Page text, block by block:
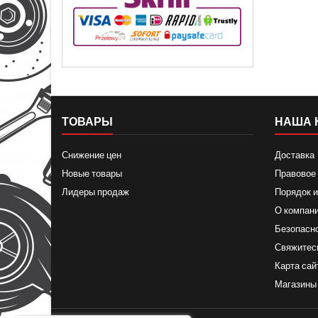
ТОВАРЫ
Снижение цен
Новые товары
Лидеры продаж
НАША
Доставка
Порядок
О
Карта
Магазины